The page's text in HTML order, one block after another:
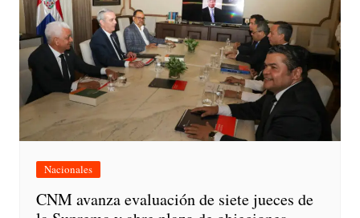
Nacionales
CNM avanza evaluación de siete jueces de